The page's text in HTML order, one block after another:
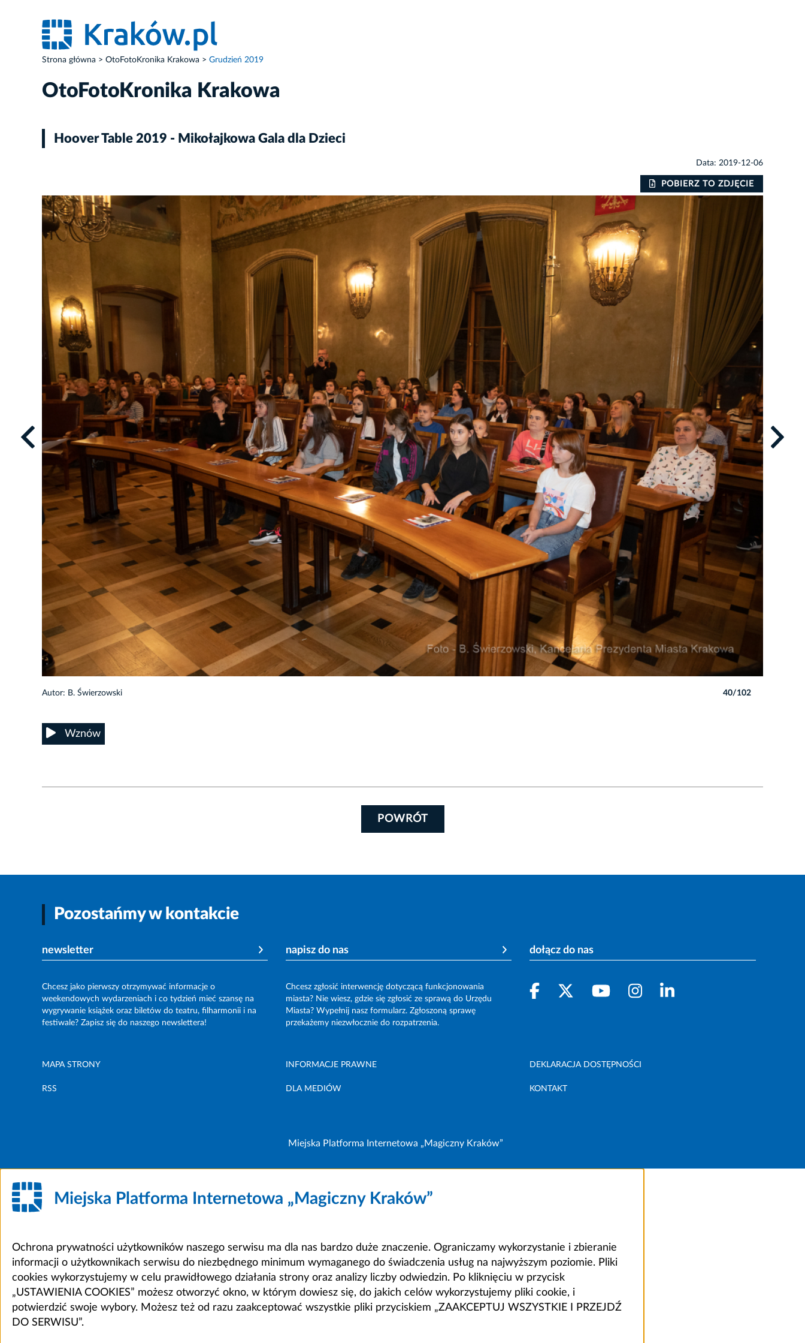
Strona główna OtoFotoKronika Krakowa Grudzień 2019
OtoFotoKronika Krakowa
Hoover Table 2019 - Mikołajkowa Gala dla Dzieci
Data: 2019-12-06
POBIERZ TO ZDJĘCIE
Autor: B. Świerzowski 40/102
Wznów
POWRÓT
Pozostańmy w kontakcie
newsletter
Chcesz jako pierwszy otrzymywać informacje o
weekendowych wydarzeniach i co tydzień mieć szansę na
wygrywanie książek oraz biletów do teatru, filharmonii i na
festiwale? Zapisz się do naszego newslettera!
napisz do nas
Chcesz zgłosić interwencję dotyczącą funkcjonowania
miasta? Nie wiesz, gdzie się zgłosić ze sprawą do Urzędu
Miasta? Wypełnij nasz formularz. Zgłoszoną sprawę
przekażemy niezwłocznie do rozpatrzenia.
dołącz do nas
MAPA STRONY INFORMACJE PRAWNE DEKLARACJA DOSTĘPNOŚCI
RSS DLA MEDIÓW KONTAKT
Miejska Platforma Internetowa „Magiczny Kraków”
Miejska Platforma Internetowa „Magiczny Kraków”
Ochrona prywatności użytkowników naszego serwisu ma dla nas bardzo duże znaczenie. Ograniczamy wykorzystanie i zbieranie
informacji o użytkownikach serwisu do niezbędnego minimum wymaganego do świadczenia usług na najwyższym poziomie. Pliki
cookies wykorzystujemy w celu prawidłowego działania strony oraz analizy liczby odwiedzin. Po kliknięciu w przycisk
„USTAWIENIA COOKIES” możesz otworzyć okno, w którym dowiesz się, do jakich celów wykorzystujemy pliki cookie, i
potwierdzić swoje wybory. Możesz też od razu zaakceptować wszystkie pliki przyciskiem „ZAAKCEPTUJ WSZYSTKIE I PRZEJDŹ
DO SERWISU”.